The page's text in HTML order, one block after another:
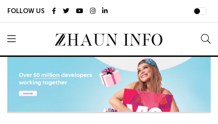
FOLLOW US